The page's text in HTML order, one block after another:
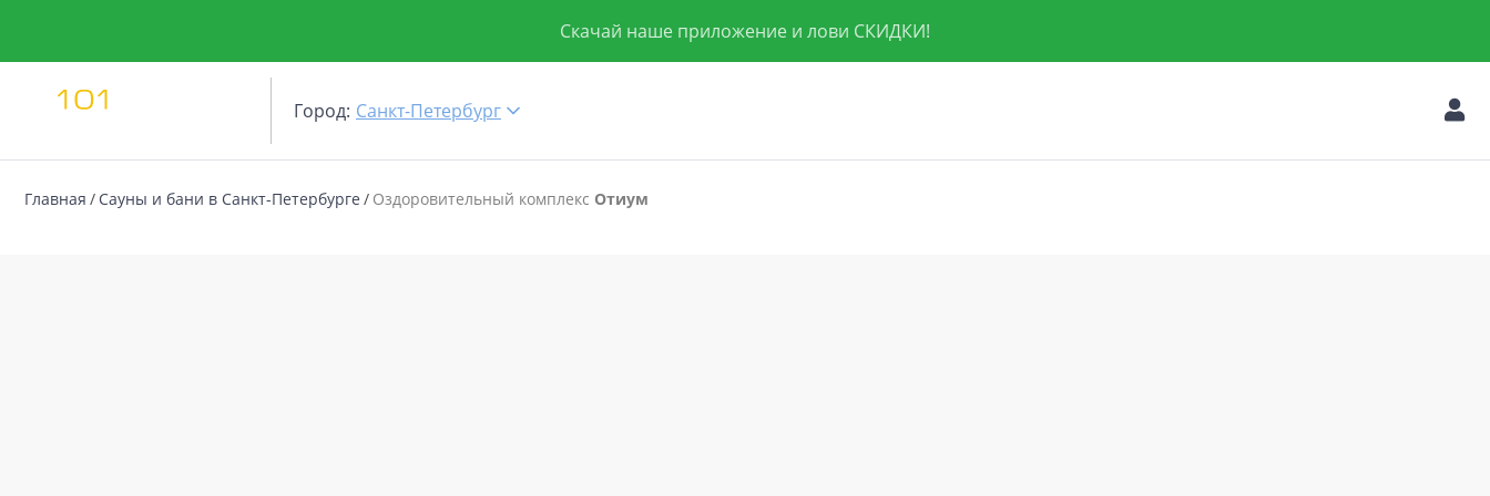
Скачай наше приложение и лови СКИДКИ!
Город: Санкт-Петербург
Главная Сауны и бани в Санкт-Петербурге Оздоровительный комплекс Отиум